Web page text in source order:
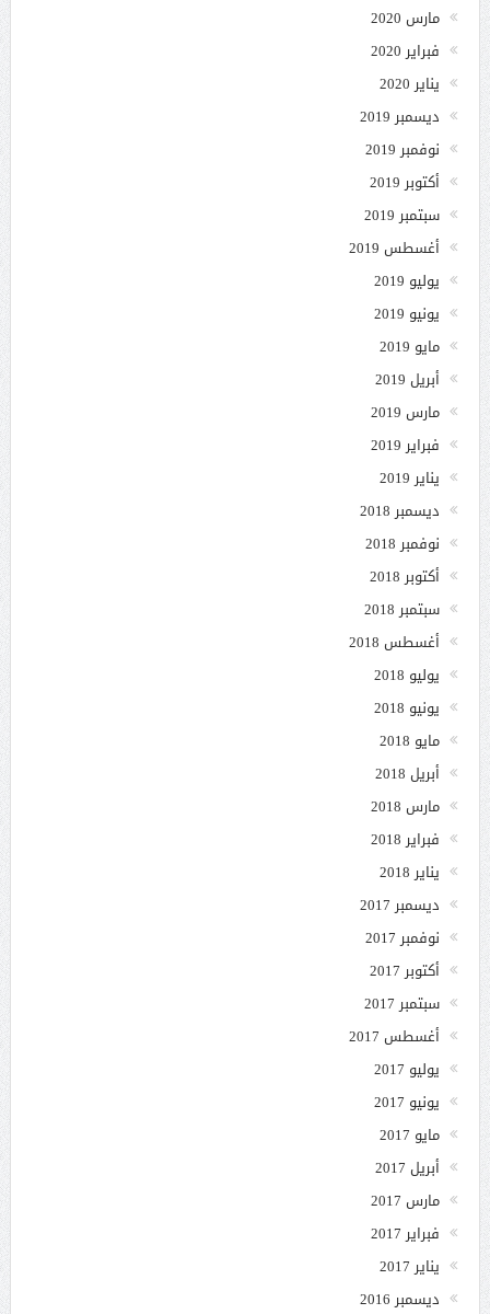
مارس 2020
فبراير 2020
يناير 2020
ديسمبر 2019
نوفمبر 2019
أكتوبر 2019
سبتمبر 2019
أغسطس 2019
يوليو 2019
يونيو 2019
مايو 2019
أبريل 2019
مارس 2019
فبراير 2019
يناير 2019
ديسمبر 2018
نوفمبر 2018
أكتوبر 2018
سبتمبر 2018
أغسطس 2018
يوليو 2018
يونيو 2018
مايو 2018
أبريل 2018
مارس 2018
فبراير 2018
يناير 2018
ديسمبر 2017
نوفمبر 2017
أكتوبر 2017
سبتمبر 2017
أغسطس 2017
يوليو 2017
يونيو 2017
مايو 2017
أبريل 2017
مارس 2017
فبراير 2017
يناير 2017
ديسمبر 2016